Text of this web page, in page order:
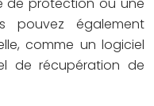
pouvez également
comme un logiciel
de récupération de